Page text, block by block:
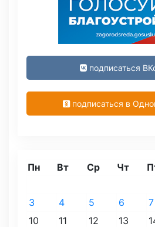
подписаться
подписаться в
Пн Вт Ср Чт
3
4 5 6 7
10
11 12 13